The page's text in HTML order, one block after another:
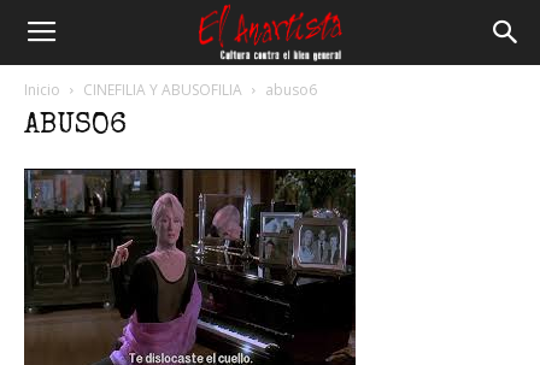
Inicio CINEFILIA Y ABUSOFILIA abuso6
ABUSO6